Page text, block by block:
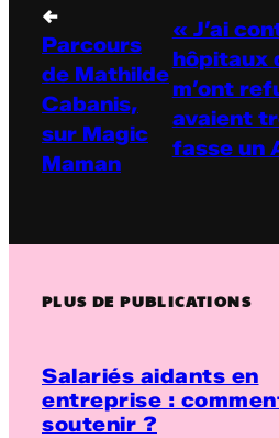
←
Parcours
de Mathilde
Cabanis,
sur Magic
Maman
« J’ai
hôpitaux
m’ont
avaient
fasse un
PLUS DE PUBLICATIONS
Salariés aidants en
entreprise :
soutenir ?